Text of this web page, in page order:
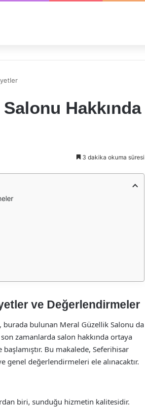
Hakkında
3 dakika okuma süresi
ve Değerlendirmeler
bulunan Meral Güzellik Salonu da
zamanlarda salon hakkında ortaya
Bu makalede, Seferihisar
genel değerlendirmeleri ele alınacaktır.
biri, sunduğu hizmetin kalitesidir.